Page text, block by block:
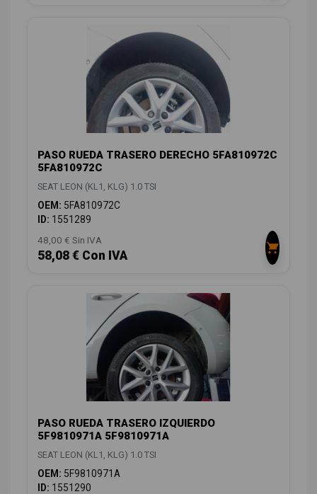
PASO RUEDA TRASERO DERECHO 5FA810972C
5FA810972C
SEAT LEON (KL1, KLG) 1.0 TSI
OEM: 5FA810972C
ID: 1551289
48,00 € Sin IVA
58,08 € Con IVA
PASO RUEDA TRASERO IZQUIERDO
5F9810971A 5F9810971A
SEAT LEON (KL1, KLG) 1.0 TSI
OEM: 5F9810971A
ID: 1551290